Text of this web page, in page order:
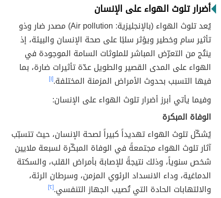
أضرار تلوث الهواء على الإنسان
يُعد تلوث الهواء (بالإنجليزية: Air pollution) مصدر ضار وذو
تأثير سام وخطير ويؤثر سلبًا على صحة الإنسان والبيئة، إذ
ينتُج من التعرّض المباشر للملوثات السامة الموجودة في
الهواء على المدى القصير والطويل عدّة تأثيرات ضارة، بما
فيها التسبب بحدوث الأمراض المزمنة المختلفة.[١]
وفيما يأتي أبرز أضرار تلوث الهواء على الإنسان:
الوفاة المبكرة
يُشكّل تلوث الهواء تهديداً كبيراً لصحة الإنسان، حيث تتسبّب
آثار تلوث الهواء مجتمعةً في الوفاة المبكّرة لسبعة ملايين
شخص سنوياً، وذلك نتيجةً للإصابة بأمراض القلب، والسكتة
الدماغية، وداء الانسداد الرئوي المزمن، وسرطان الرئة،
والالتهابات الحادة التي تُصيب الجهاز التنفسي.[٢]